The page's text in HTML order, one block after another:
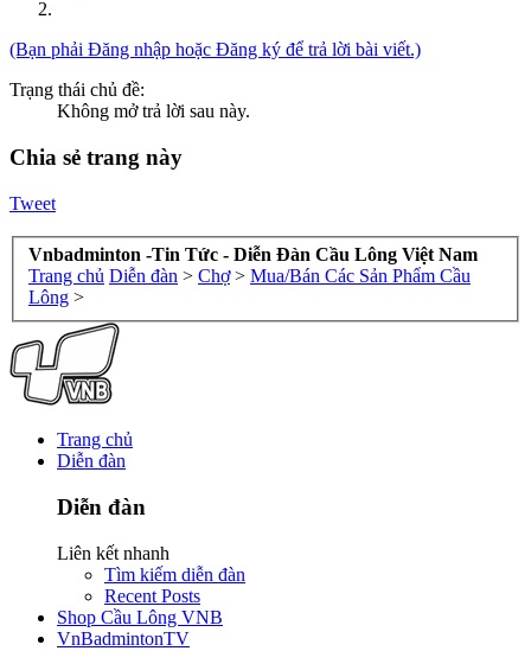
(Bạn phải Đăng nhập hoặc Đăng ký để trả lời bài viết.)
Trạng thái chủ đề:
Không mở trả lời sau này.
Chia sẻ trang này
Tweet
Vnbadminton -Tin Tức - Diễn Đàn Cầu Lông Việt Nam
Trang chủ Diễn đàn > Chợ > Mua/Bán Các Sản Phẩm Cầu
Lông >
Trang chủ
Diễn đàn
Diễn đàn
Liên kết nhanh
Tìm kiếm diễn đàn
Recent Posts
Shop Cầu Lông VNB
VnBadmintonTV